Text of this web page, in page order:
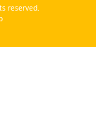
reserved.